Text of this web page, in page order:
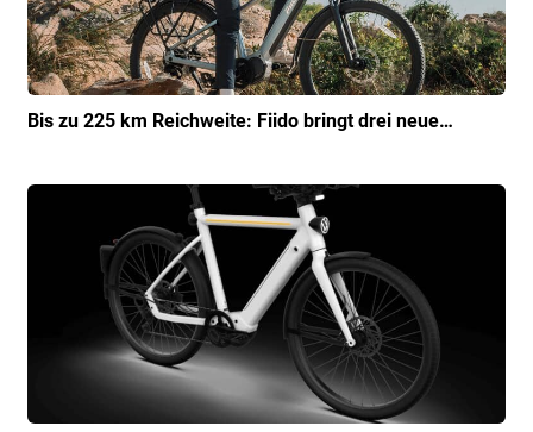
Bis zu 225 km Reichweite: Fiido bringt drei neue…